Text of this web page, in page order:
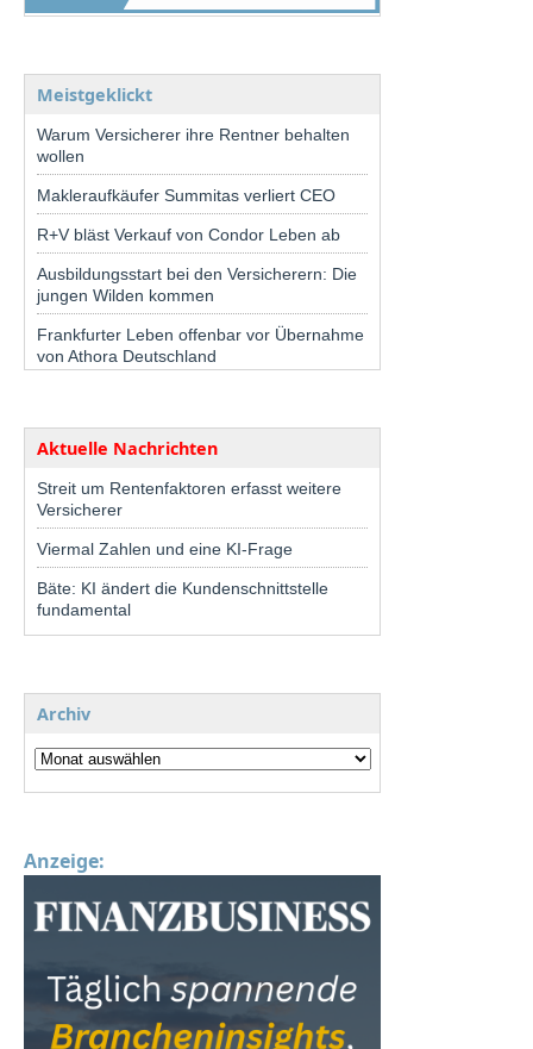
Meistgeklickt
Warum Versicherer ihre Rentner behalten
wollen
Makleraufkäufer Summitas verliert CEO
R+V bläst Verkauf von Condor Leben ab
Ausbildungsstart bei den Versicherern: Die
jungen Wilden kommen
Frankfurter Leben offenbar vor Übernahme
von Athora Deutschland
Aktuelle Nachrichten
Streit um Rentenfaktoren erfasst weitere
Versicherer
Viermal Zahlen und eine KI-Frage
Bäte: KI ändert die Kundenschnittstelle
fundamental
Archiv
Anzeige: